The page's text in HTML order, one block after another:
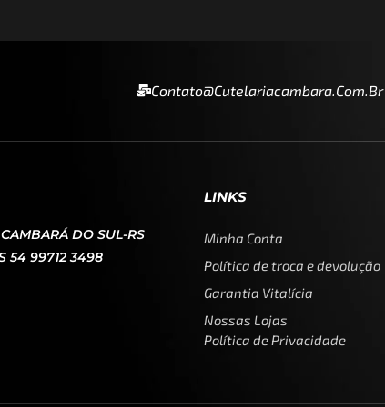
Contato@cutelariacambara.com.br
DO SUL-RS
54 99712 3498
LINKS
Minha Conta
Política de troca e devolução
Garantia Vitalícia
Nossas Lojas
Política de Privacidade